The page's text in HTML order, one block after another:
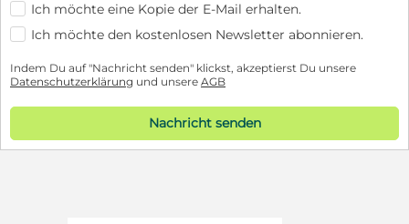
Ich möchte eine Kopie der E-Mail erhalten.
Ich möchte den kostenlosen Newsletter abonnieren.
Indem Du auf "Nachricht senden" klickst, akzeptierst Du unsere
Datenschutzerklärung und unsere AGB
Nachricht senden